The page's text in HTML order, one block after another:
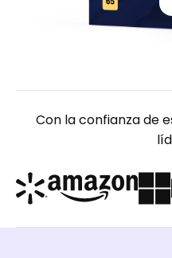
Con la confianza de